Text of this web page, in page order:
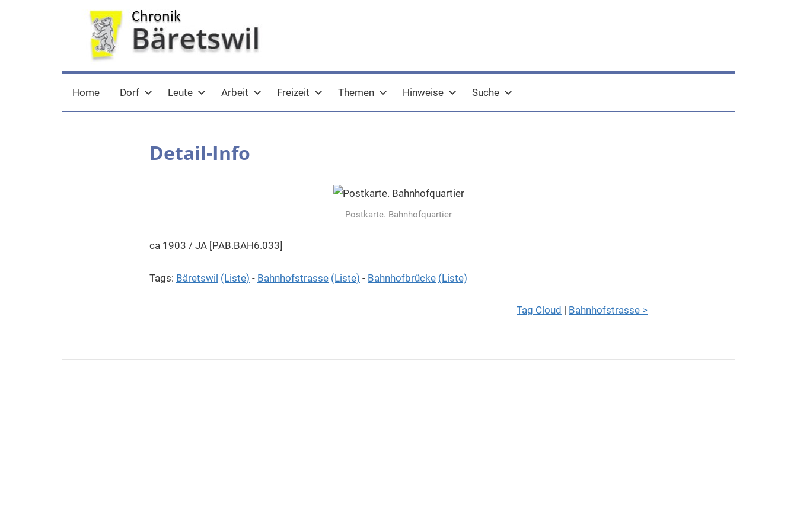
chronik-
baeretswil.ch
baeretswil.ch
Home Dorf Leute Arbeit Freizeit Themen Hinweise Suche
Detail-Info
Postkarte. Bahnhofquartier
ca 1903 / JA [PAB.BAH6.033]
Tags: Bäretswil (Liste) - Bahnhofstrasse (Liste) - Bahnhofbrücke (Liste)
Tag Cloud | Bahnhofstrasse >